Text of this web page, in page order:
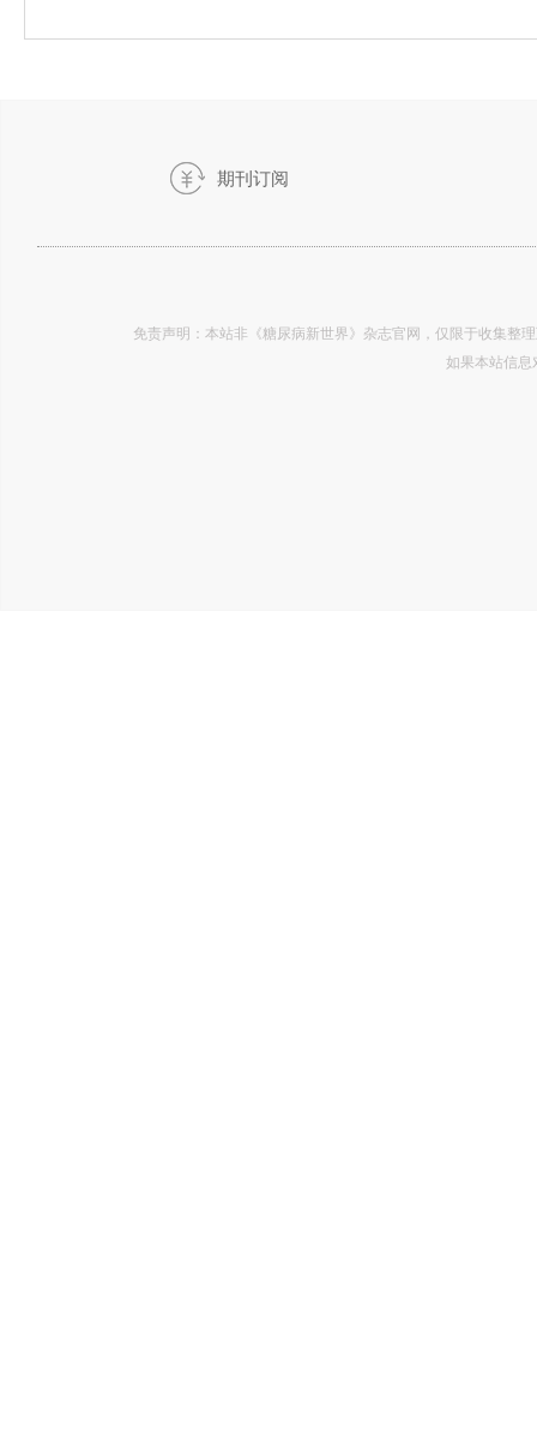
期刊订阅
免责声明：本站非《糖尿病新世界》杂志官网，仅限于收集整
如果本站信息